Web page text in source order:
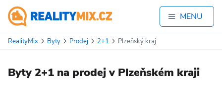
MENU
RealityMix Byty Prodej 2+1 Plzeňský kraj
Byty 2+1 na prodej v Plzeňském kraji